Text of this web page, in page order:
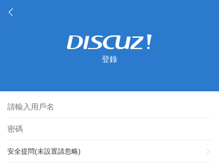
登錄
安全提問(未設置請忽略)